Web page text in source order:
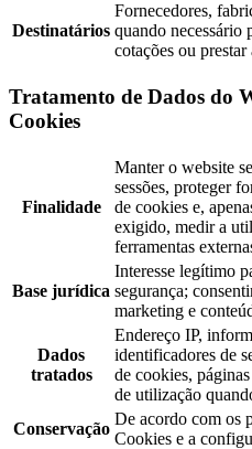
Destinatários
Fornecedores,
quando necessário
cotações ou prestar
Tratamento de Dados do
Cookies
Finalidade
Manter o website
sessões, proteger
de cookies e,
exigido, medir a
ferramentas
Base jurídica
Interesse legítimo
segurança;
marketing e
Dados
tratados
Endereço IP,
identificadores de
de cookies,
de utilização
Conservação
De acordo com os
Cookies e a